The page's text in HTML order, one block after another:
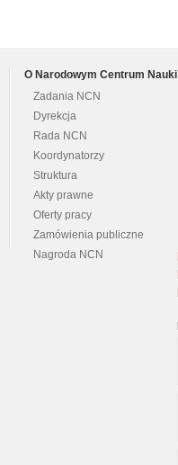
O Narodowym Centrum Nauki
Zadania NCN
Dyrekcja
Rada NCN
Koordynatorzy
Struktura
Akty prawne
Oferty pracy
Zamówienia publiczne
Nagroda NCN